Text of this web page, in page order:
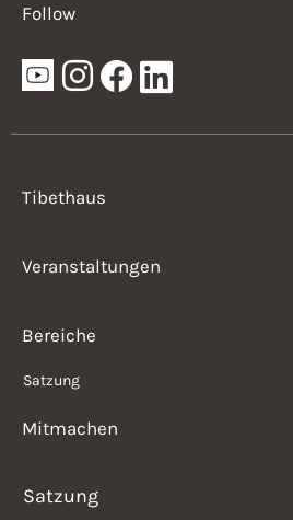
Follow
Tibethaus
Veranstaltungen
Bereiche
Satzung
Mitmachen
Satzung